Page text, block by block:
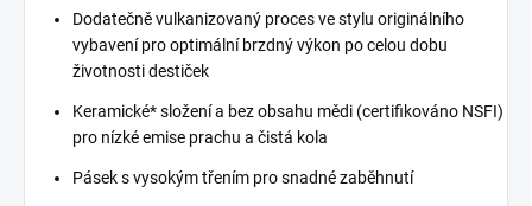
Dodatečně vulkanizovaný proces ve stylu originálního
vybavení pro optimální brzdný výkon po celou dobu
životnosti destiček
Keramické* složení a bez obsahu mědi (certifikováno NSFI)
pro nízké emise prachu a čistá kola
Pásek s vysokým třením pro snadné zaběhnutí